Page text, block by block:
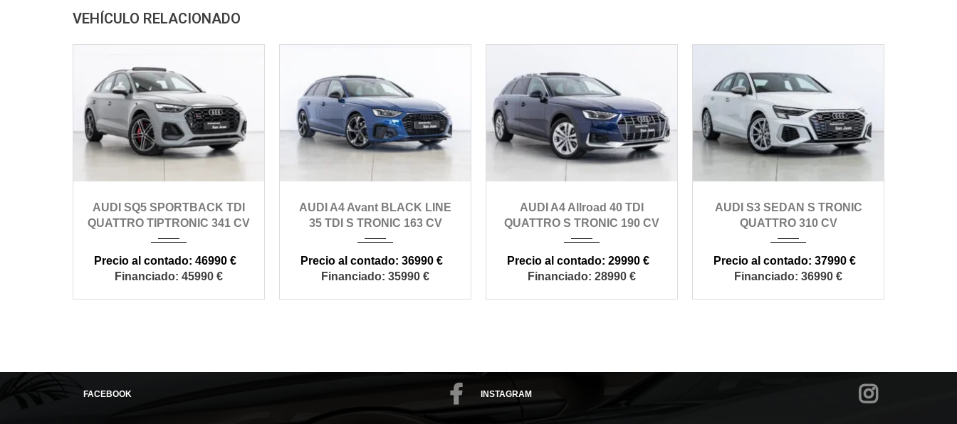
VEHÍCULO RELACIONADO
143000
AUDI SQ5 SPORTBACK TDI
QUATTRO TIPTRONIC 341 CV
46990 €
45990 €
83000
AUDI A4 Avant BLACK LINE
35 TDI S TRONIC 163 CV
36990 €
35990 €
115000
AUDI A4 Allroad 40 TDI
QUATTRO S TRONIC 190 CV
29990 €
28990 €
105000
AUDI S3 SEDAN S TRONIC
QUATTRO 310 CV
37990 €
36990 €
FACEBOOK INSTAGRAM